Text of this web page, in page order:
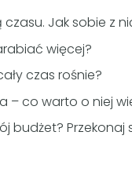
Jak sobie z
więcej?
czas rośnie?
– co warto o niej
budżet? Przekonaj